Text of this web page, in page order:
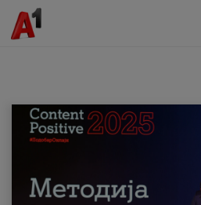
МК EN